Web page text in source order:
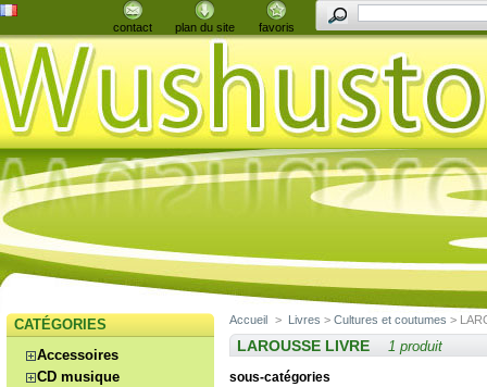
contact plan du site favoris
CATÉGORIES
Accessoires
CD musique
Accueil > Livres >Cultures et coutumes >
LAROUSSE LIVRE 1 produit
sous-catégories